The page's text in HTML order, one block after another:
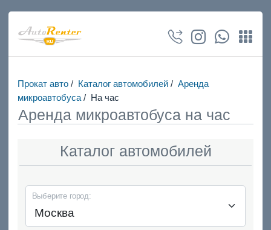
Прокат авто/ Каталог автомобилей/ Аренда
микроавтобуса/ На час
Аренда микроавтобуса на час
Каталог автомобилей
Выберите город: